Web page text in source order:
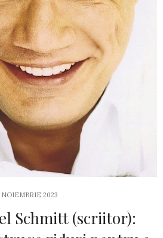
2023
Schmitt (scriitor):